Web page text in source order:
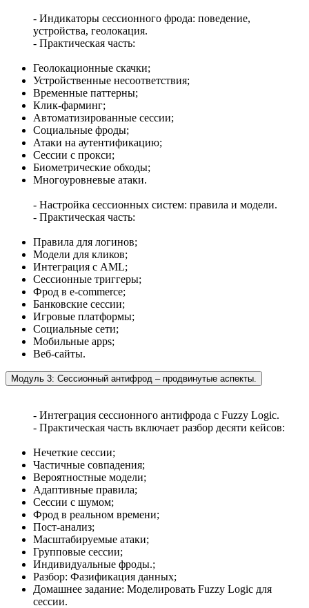
- Индикаторы сессионного фрода: поведение,
устройства, геолокация.
- Практическая часть:
Геолокационные скачки;
Устройственные несоответствия;
Временные паттерны;
Клик-фарминг;
Автоматизированные сессии;
Социальные фроды;
Атаки на аутентификацию;
Сессии с прокси;
Биометрические обходы;
Многоуровневые атаки.
- Настройка сессионных систем: правила и модели.
- Практическая часть:
Правила для логинов;
Модели для кликов;
Интеграция с AML;
Сессионные триггеры;
Фрод в e-commerce;
Банковские сессии;
Игровые платформы;
Социальные сети;
Мобильные apps;
Веб-сайты.
Модуль 3: Сессионный антифрод – продвинутые аспекты.
- Интеграция сессионного антифрода с Fuzzy Logic.
- Практическая часть включает разбор десяти кейсов:
Нечеткие сессии;
Частичные совпадения;
Вероятностные модели;
Адаптивные правила;
Сессии с шумом;
Фрод в реальном времени;
Пост-анализ;
Масштабируемые атаки;
Групповые сессии;
Индивидуальные фроды.;
Разбор: Фазификация данных;
Домашнее задание: Моделировать Fuzzy Logic для
сессии.